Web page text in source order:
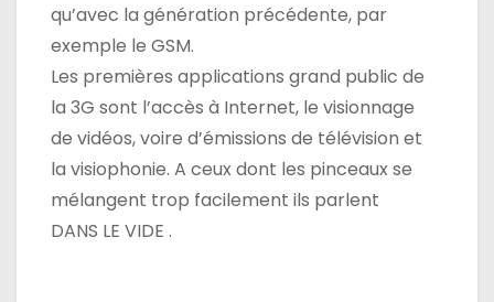
qu’avec la génération précédente, par
exemple le GSM.
Les premières applications grand public de
la 3G sont l’accès à Internet, le visionnage
de vidéos, voire d’émissions de télévision et
la visiophonie. A ceux dont les pinceaux se
mélangent trop facilement ils parlent
DANS LE VIDE .